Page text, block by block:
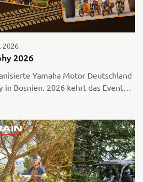
2026
2026
Yamaha Motor Deutschland
in Bosnien. 2026 kehrt das Event
Trophy, ein völlig neues und
in neue Landschaften und
steht. Die Ténéré Travel Trophy
Motorreizen B.V. organisiert